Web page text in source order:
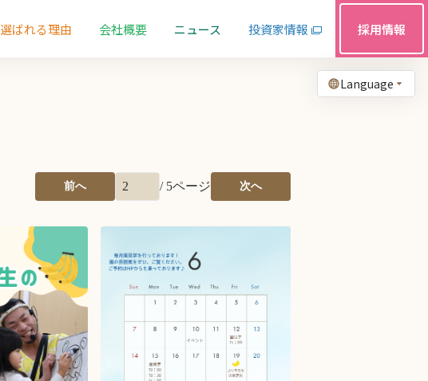
Language
選ばれる理由 会社概要 ニュース 投資家情報 採用情報
前へ / 5ページ 次へ